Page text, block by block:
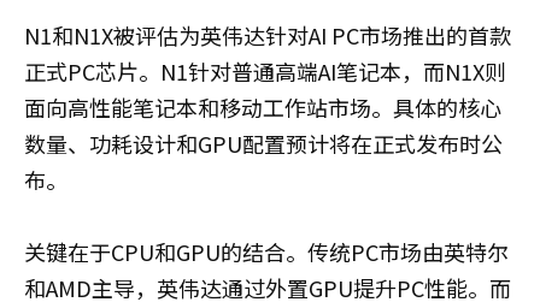
N1和N1X被评估为英伟达针对AI PC市场推出的首款
正式PC芯片。N1针对普通高端AI笔记本，而N1X则
面向高性能笔记本和移动工作站市场。具体的核心
数量、功耗设计和GPU配置预计将在正式发布时公
布。
关键在于CPU和GPU的结合。传统PC市场由英特尔
和AMD主导，英伟达通过外置GPU提升PC性能。而